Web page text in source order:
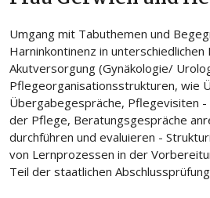
Umgang mit Tabuthemen und
Harninkontinenz in
Akutversorgung (Gynäkologie/
Pflegeorganisationsstrukturen, wie
Übergabegespräche, Pflegevisiten
der Pflege, Beratungsgespräche
durchführen und evaluieren -
von Lernprozessen in der
Teil der staatlichen Abschlussprüfung